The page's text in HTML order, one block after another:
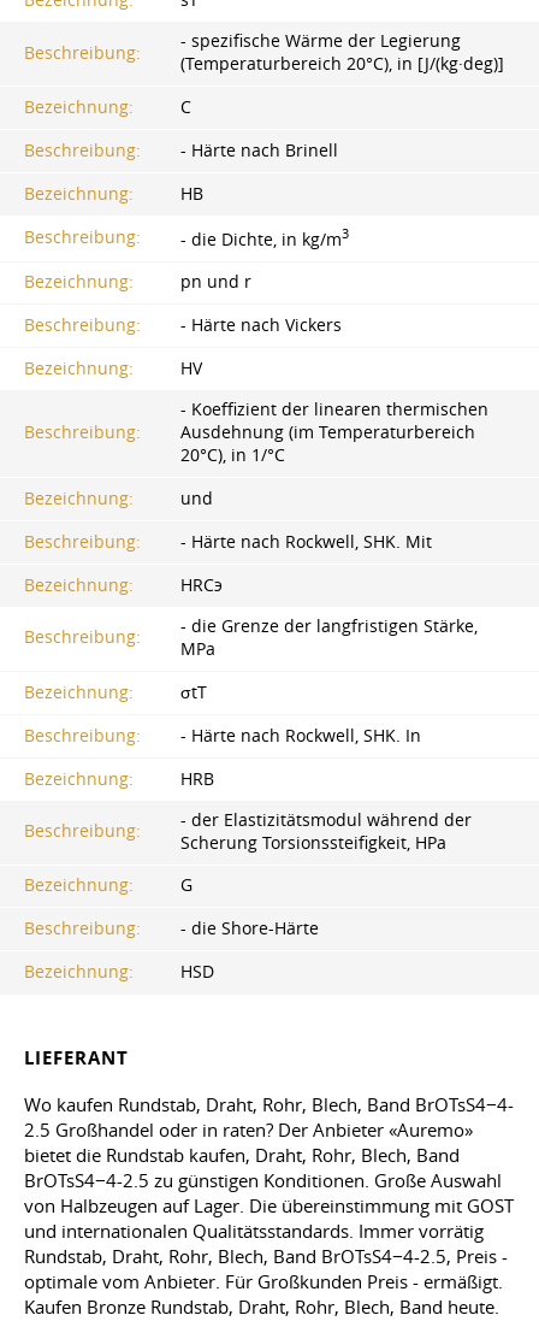
Beschreibung:
- spezifische Wärme der Legierung
(Temperaturbereich 20°C), in [J/(kg·deg)]
Bezeichnung:
C
Beschreibung:
- Härte nach Brinell
Bezeichnung:
HB
Beschreibung:
- die Dichte, in kg/m3
Bezeichnung:
pn und r
Beschreibung:
- Härte nach Vickers
Bezeichnung:
HV
Beschreibung:
- Koeffizient der linearen thermischen
Ausdehnung (im Temperaturbereich
20°C), in 1/°C
Bezeichnung:
und
Beschreibung:
- Härte nach Rockwell, SHK. Mit
Bezeichnung:
HRCэ
Beschreibung:
- die Grenze der langfristigen Stärke,
MPa
Bezeichnung:
σtТ
Beschreibung:
- Härte nach Rockwell, SHK. In
Bezeichnung:
HRB
Beschreibung:
- der Elastizitätsmodul während der
Scherung Torsionssteifigkeit, HPa
Bezeichnung:
G
Beschreibung:
- die Shore-Härte
Bezeichnung:
HSD
LIEFERANT
Wo kaufen Rundstab, Draht, Rohr, Blech, Band BrOTsS4−4-
2.5 Großhandel oder in raten? Der Anbieter «Auremo»
bietet die Rundstab kaufen, Draht, Rohr, Blech, Band
BrOTsS4−4-2.5 zu günstigen Konditionen. Große Auswahl
von Halbzeugen auf Lager. Die übereinstimmung mit GOST
und internationalen Qualitätsstandards. Immer vorrätig
Rundstab, Draht, Rohr, Blech, Band BrOTsS4−4-2.5, Preis -
optimale vom Anbieter. Für Großkunden Preis - ermäßigt.
Kaufen Bronze Rundstab, Draht, Rohr, Blech, Band heute.